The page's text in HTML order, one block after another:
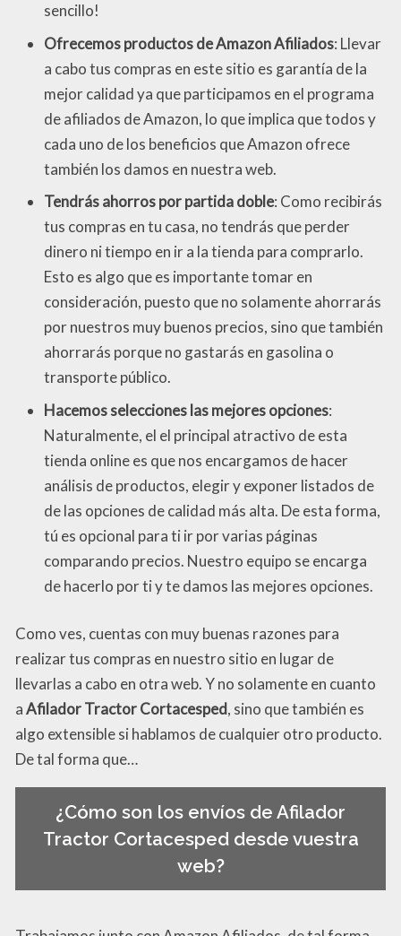
sencillo!
Ofrecemos productos de Amazon Afiliados: Llevar
a cabo tus compras en este sitio es garantía de la
mejor calidad ya que participamos en el programa
de afiliados de Amazon, lo que implica que todos y
cada uno de los beneficios que Amazon ofrece
también los damos en nuestra web.
Tendrás ahorros por partida doble: Como recibirás
tus compras en tu casa, no tendrás que perder
dinero ni tiempo en ir a la tienda para comprarlo.
Esto es algo que es importante tomar en
consideración, puesto que no solamente ahorrarás
por nuestros muy buenos precios, sino que también
ahorrarás porque no gastarás en gasolina o
transporte público.
Hacemos selecciones las mejores opciones:
Naturalmente, el el principal atractivo de esta
tienda online es que nos encargamos de hacer
análisis de productos, elegir y exponer listados de
de las opciones de calidad más alta. De esta forma,
tú es opcional para ti ir por varias páginas
comparando precios. Nuestro equipo se encarga
de hacerlo por ti y te damos las mejores opciones.
Como ves, cuentas con muy buenas razones para
realizar tus compras en nuestro sitio en lugar de
llevarlas a cabo en otra web. Y no solamente en cuanto
aAfilador Tractor Cortacesped, sino que también es
algo extensible si hablamos de cualquier otro producto.
De tal forma que…
¿Cómo son los envíos de Afilador
Tractor Cortacesped desde vuestra
web?